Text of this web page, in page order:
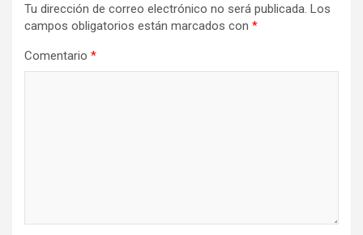
Tu dirección de correo electrónico no será publicada. Los
campos obligatorios están marcados con *
Comentario *